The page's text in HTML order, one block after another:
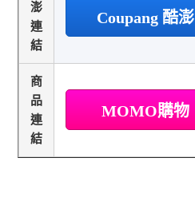
澎
連
結
Coupang 酷澎
商
品
連
結
MOMO購物